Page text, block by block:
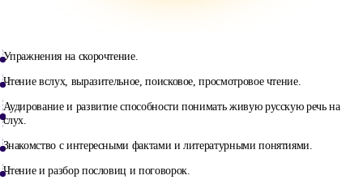
Упражнения на скорочтение.
Чтение вслух, выразительное, поисковое, просмотровое чтение.
Аудирование и развитие способности понимать живую русскую речь на
слух.
Знакомство с интересными фактами и литературными понятиями.
Чтение и разбор пословиц и поговорок.